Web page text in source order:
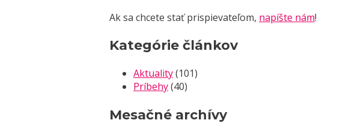
Ak sa chcete stať prispievateľom, napíšte nám!
Kategórie článkov
Aktuality(101)
Príbehy(40)
Mesačné archívy